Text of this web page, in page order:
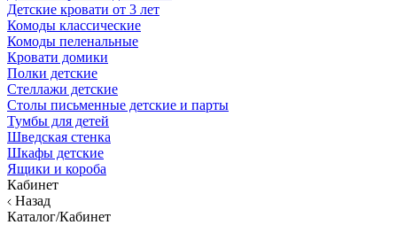
Детские кровати от 3 лет
Комоды классические
Комоды пеленальные
Кровати домики
Полки детские
Стеллажи детские
Столы письменные детские и парты
Тумбы для детей
Шведская стенка
Шкафы детские
Ящики и короба
Кабинет
Назад
Каталог/Кабинет